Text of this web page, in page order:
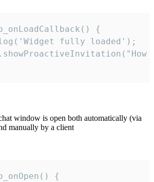
{
fully loaded');
window is open both automatically (via
manually by a client
{